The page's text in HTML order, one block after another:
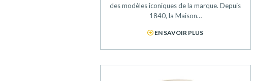
des modèles iconiques de la marque. Depuis
1840, la Maison…
EN SAVOIR PLUS